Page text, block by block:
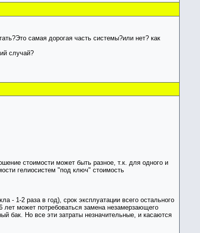
самая дорогая часть системы?или нет? как
случай?
стоимости может быть разное, т.к. для одного и
гелиосистем "под ключ" стоимость
- 1-2 раза в год), срок эксплуатации всего остального
может потребоваться замена незамерзающего
бак. Но все эти затраты незначительные, и касаются